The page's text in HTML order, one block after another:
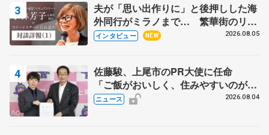
夫が「思い出作りに」と後押しした海
外同行がミラノまで… 繁華街のリン
クでは不良のお兄さんも味方に 小林
インタビュー NEW 2026.08.05
佐藤駿、上尾市のPR大使に任命
「ご飯がおいしく、住みやすいのが魅
力」
ニュース 2026.08.04